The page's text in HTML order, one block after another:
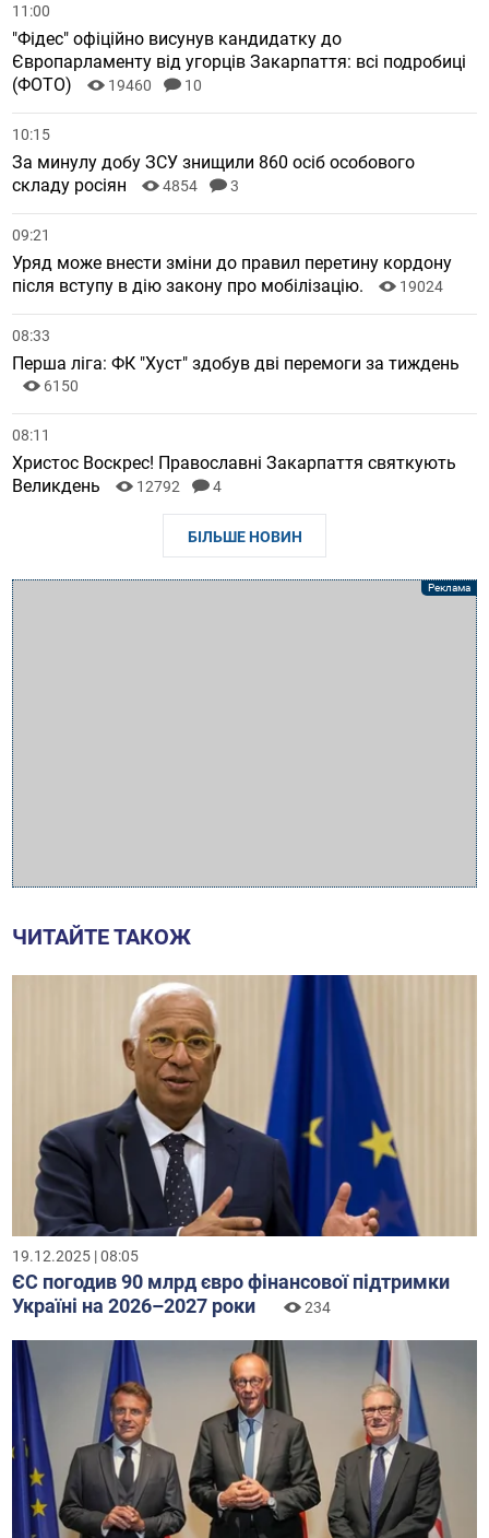
11:00
"Фідес" офіційно висунув кандидатку до
Європарламенту від угорців Закарпаття: всі подробиці
(ФОТО)
19460 10
10:15
За минулу добу ЗСУ знищили 860 осіб особового
складу росіян
4854 3
09:21
Уряд може внести зміни до правил перетину кордону
після вступу в дію закону про мобілізацію.
19024
08:33
Перша ліга: ФК "Хуст" здобув дві перемоги за тиждень
6150
08:11
Христос Воскрес! Православні Закарпаття святкують
Великдень
12792 4
БІЛЬШЕ НОВИН
ЧИТАЙТЕ ТАКОЖ
19.12.2025 | 08:05
ЄС погодив 90 млрд євро фінансової підтримки
Україні на 2026–2027 роки
234